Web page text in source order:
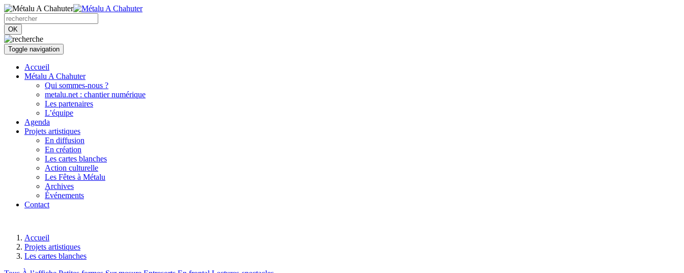
OK
Toggle navigation
Accueil
Métalu A Chahuter
Qui sommes-nous ?
metalu.net : chantier numérique
Les partenaires
L’équipe
Agenda
Projets artistiques
En diffusion
En création
Les cartes blanches
Action culturelle
Les Fêtes à Métalu
Archives
Événements
Contact
Accueil
Projets artistiques
Les cartes blanches